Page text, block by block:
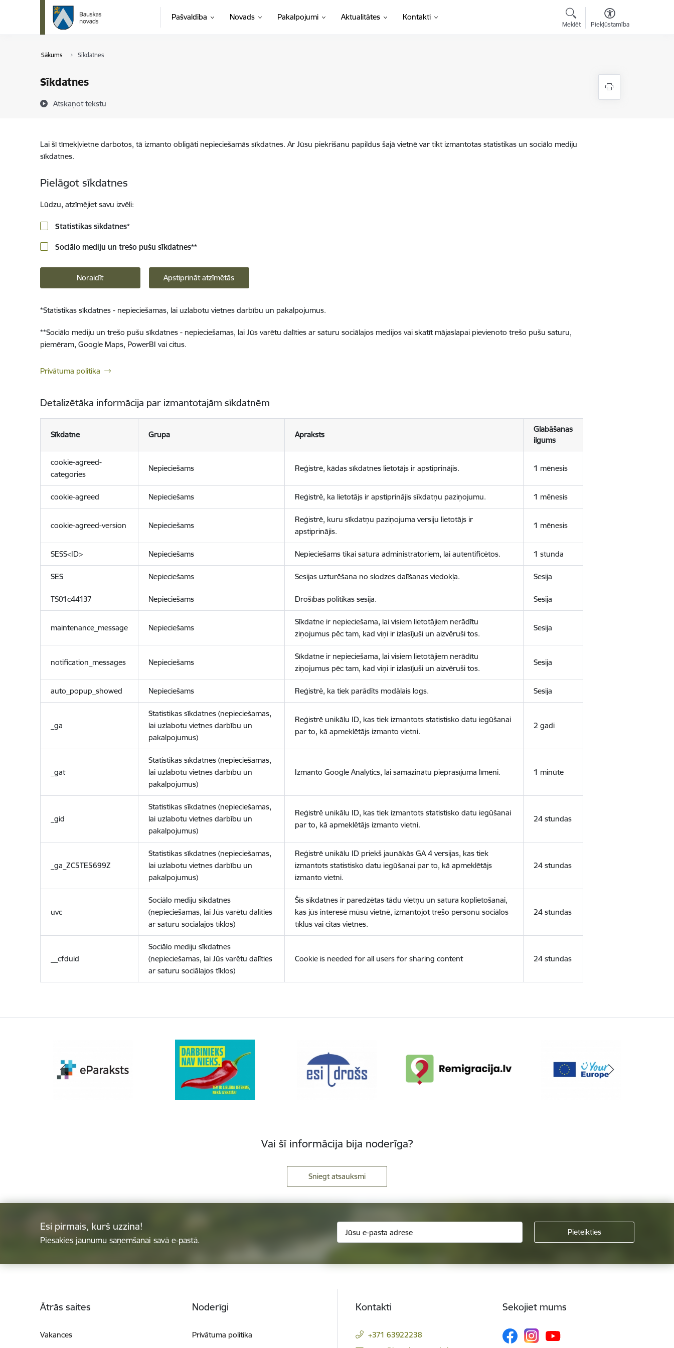
Pāriet uz lapas saturu
Pašvaldība Novads Pakalpojumi Aktualitātes Kontakti
Meklēt Piekļūstamība
Sākums Sīkdatnes
Sīkdatnes
Atskaņot tekstu
Lai šī tīmekļvietne darbotos, tā izmanto obligāti nepieciešamās sīkdatnes. Ar Jūsu piekrišanu papildus šajā vietnē var tikt izmantotas statistikas un sociālo mediju
sīkdatnes.
Pielāgot sīkdatnes
Lūdzu, atzīmējiet savu izvēli:
Statistikas sīkdatnes*
Sociālo mediju un trešo pušu sīkdatnes**
Noraidīt Apstiprināt atzīmētās
*Statistikas sīkdatnes - nepieciešamas, lai uzlabotu vietnes darbību un pakalpojumus.
**Sociālo mediju un trešo pušu sīkdatnes - nepieciešamas, lai Jūs varētu dalīties ar saturu sociālajos medijos vai skatīt mājaslapai pievienoto trešo pušu saturu,
piemēram, Google Maps, PowerBI vai citus.
Privātuma politika
Detalizētāka informācija par izmantotajām sīkdatnēm
Sīkdatne Grupa Apraksts
Glabāšanas
ilgums
cookie-agreed-
categories
Nepieciešams Reģistrē, kādas sīkdatnes lietotājs ir apstiprinājis. 1 mēnesis
cookie-agreed Nepieciešams Reģistrē, ka lietotājs ir apstiprinājis sīkdatņu paziņojumu. 1 mēnesis
cookie-agreed-version Nepieciešams
Reģistrē, kuru sīkdatņu paziņojuma versiju lietotājs ir
apstiprinājis.
1 mēnesis
SESS<ID> Nepieciešams Nepieciešams tikai satura administratoriem, lai autentificētos. 1 stunda
SES Nepieciešams Sesijas uzturēšana no slodzes dalīšanas viedokļa. Sesija
TS01c44137 Nepieciešams Drošības politikas sesija. Sesija
maintenance_message Nepieciešams
Sīkdatne ir nepieciešama, lai visiem lietotājiem nerādītu
ziņojumus pēc tam, kad viņi ir izlasījuši un aizvēruši tos.
Sesija
notification_messages Nepieciešams
Sīkdatne ir nepieciešama, lai visiem lietotājiem nerādītu
ziņojumus pēc tam, kad viņi ir izlasījuši un aizvēruši tos.
Sesija
auto_popup_showed Nepieciešams Reģistrē, ka tiek parādīts modālais logs. Sesija
_ga
Statistikas sīkdatnes (nepieciešamas,
lai uzlabotu vietnes darbību un
pakalpojumus)
Reģistrē unikālu ID, kas tiek izmantots statistisko datu iegūšanai
par to, kā apmeklētājs izmanto vietni.
2 gadi
_gat
Statistikas sīkdatnes (nepieciešamas,
lai uzlabotu vietnes darbību un
pakalpojumus)
Izmanto Google Analytics, lai samazinātu pieprasījuma līmeni. 1 minūte
_gid
Statistikas sīkdatnes (nepieciešamas,
lai uzlabotu vietnes darbību un
pakalpojumus)
Reģistrē unikālu ID, kas tiek izmantots statistisko datu iegūšanai
par to, kā apmeklētājs izmanto vietni.
24 stundas
_ga_ZC5TE5699Z
Statistikas sīkdatnes (nepieciešamas,
lai uzlabotu vietnes darbību un
pakalpojumus)
Reģistrē unikālu ID priekš jaunākās GA 4 versijas, kas tiek
izmantots statistisko datu iegūšanai par to, kā apmeklētājs
izmanto vietni.
24 stundas
uvc
Sociālo mediju sīkdatnes
(nepieciešamas, lai Jūs varētu dalīties
ar saturu sociālajos tīklos)
Šīs sīkdatnes ir paredzētas tādu vietņu un satura koplietošanai,
kas jūs interesē mūsu vietnē, izmantojot trešo personu sociālos
tīklus vai citas vietnes.
24 stundas
__cfduid
Sociālo mediju sīkdatnes
(nepieciešamas, lai Jūs varētu dalīties
ar saturu sociālajos tīklos)
Cookie is needed for all users for sharing content 24 stundas
Vai šī informācija bija noderīga?
Sniegt atsauksmi
Esi pirmais, kurš uzzina!
Piesakies jaunumu saņemšanai savā e-pastā.
Ātrās saites
Vakances
Noderīgi
Privātuma politika
Kontakti
+371 63922238
Sekojiet mums